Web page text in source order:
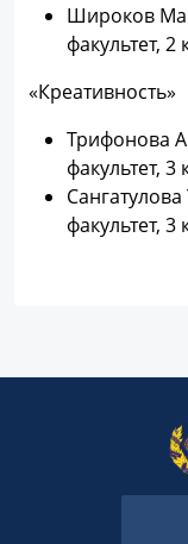
Широков
факультет, 2
«Креативность»
Трифонова
факультет, 3
факультет, 3